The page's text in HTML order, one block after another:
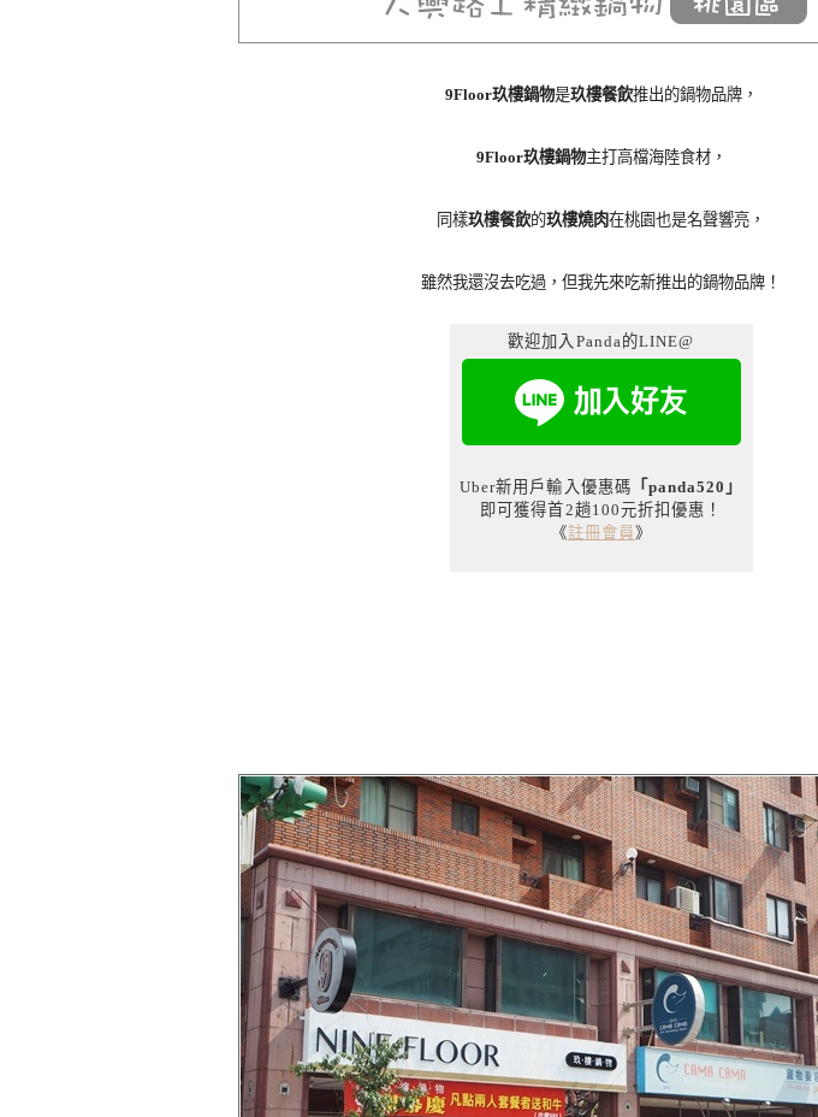
9Floor玖樓鍋物是玖樓餐飲推出的鍋物品牌，
9Floor玖樓鍋物主打高檔海陸食材，
同樣玖樓餐飲的玖樓燒肉在桃園也是名聲響亮，
雖然我還沒去吃過，但我先來吃新推出的鍋物品牌！
歡迎加入Panda的LINE@
Uber新用戶輸入優惠碼 「panda520」
即可獲得首2趟100元折扣優惠！
《註冊會員 》